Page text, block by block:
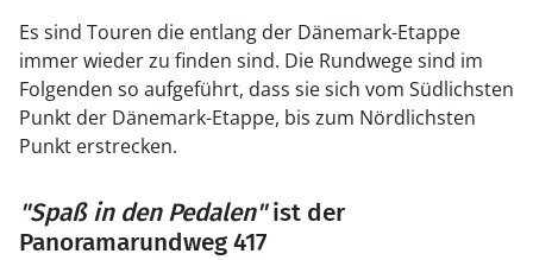
Es sind Touren die entlang der Dänemark-Etappe
immer wieder zu finden sind. Die Rundwege sind im
Folgenden so aufgeführt, dass sie sich vom Südlichsten
Punkt der Dänemark-Etappe, bis zum Nördlichsten
Punkt erstrecken.
"Spaß in den Pedalen"ist der
Panoramarundweg 417